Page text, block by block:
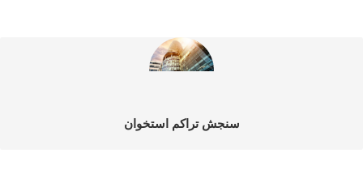
سنجش تراکم استخوان